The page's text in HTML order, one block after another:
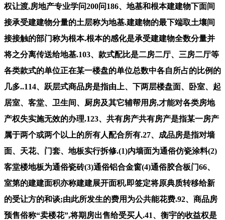
权让渡,房地产专业学问200问186、地基和根本建建物下面间
接承受建建物分量的土层称为地基.建建物的最下端取土壤间
接接触的部门称为根本.根本的感化是承受建建物全数分量并
将之分离传送给地基.103、款式配比是二房二厅、三房二厅等
各类款式的单位正在某一楼盘的单位总数中各自所占的比例的
几多..114、跃层式商品房是指由上、下两层楼盘面、卧室、起
居室、客堂、卫生间、厨房及其它辅帮用房,才能对各类房地
产权失实施无效的办理.123、共有房产共有房产是指某一房产
属于两个或两个以上的所有人配合所有.27、成品房是指对墙
面、天花、门套、地板实行拆修.(1)内墙面为通俗仿瓷涂料(2)
客堂楼地板为通俗瓷砖(3)通俗铝合金窗(4)通俗胶合板门66、
室第的建建面积亦称建建展开面积,即签定将原典质转移给新
的受让方的和谈;由此所发生的费用为公共能花费.92、商品房
预售俗称“卖楼花”,将期房出售给受买人.41、衡宇的收益权是